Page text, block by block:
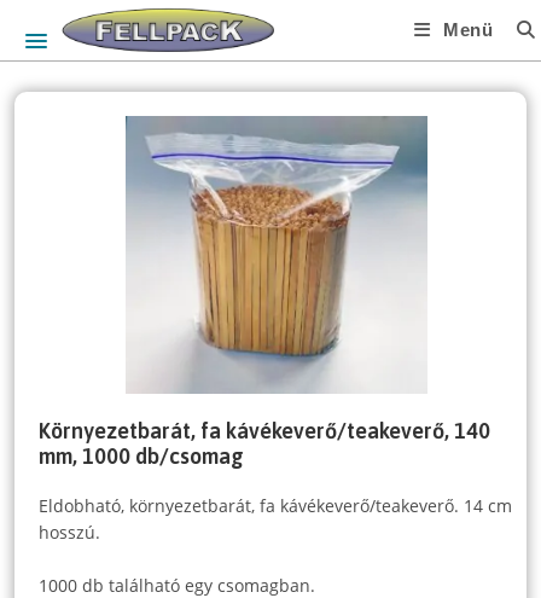
Menü
Környezetbarát, fa kávékeverő/teakeverő, 140
mm, 1000 db/csomag
Eldobható, környezetbarát, fa kávékeverő/teakeverő. 14 cm
hosszú.
1000 db található egy csomagban.